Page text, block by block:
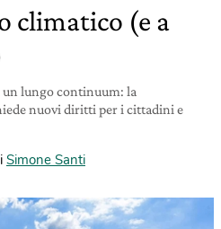
climatico (e a
un lungo continuum: la
nuovi diritti per i cittadini e
Simone Santi